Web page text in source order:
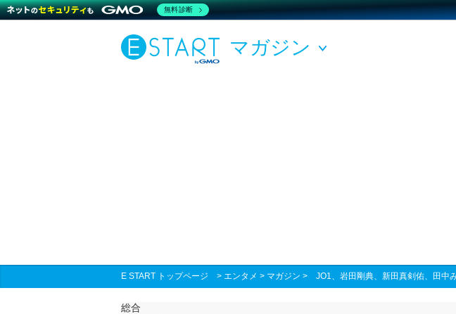
マガジン
E START トップページ > エンタメ > マガジン > JO1、岩田剛典、新田真剣佑、田中
総合
無料診断